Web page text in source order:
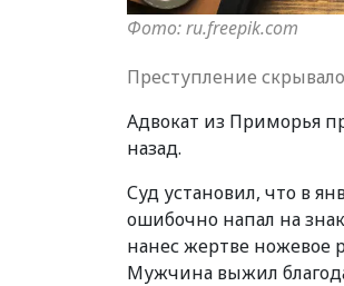
Фото: ru.freepik.com
Преступление
Адвокат из Приморья
назад.
Суд установил, что в
ошибочно напал на
нанес жертве ножевое
Мужчина выжил